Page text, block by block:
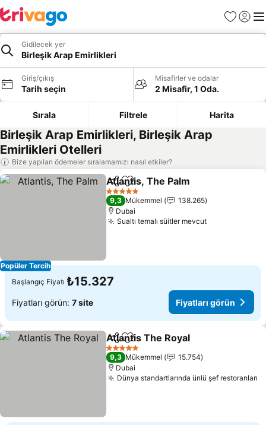
Favoriler
Giriş
Gidilecek yer
Birleşik Arap Emirlikleri
Giriş/çıkış
Tarih seçin
Misafirler ve odalar
2 Misafir, 1 Oda.
Sırala Filtrele Harita
Birleşik Arap Emirlikleri, Birleşik Arap
Emirlikleri Otelleri
Bize yapılan ödemeler sıralamamızı nasıl etkiler?
Popüler Tercih
PaylaşFavorilerime ekle
Atlantis, The Palm
5 Yıldız
9,3 Mükemmel
138.265
Dubai
Sualtı temalı süitler mevcut
Başlangıç Fiyatı ₺15.327
Fiyatları görün: 7 site Fiyatları görün
PaylaşFavorilerime ekle
Atlantis The Royal
5 Yıldız
9,3 Mükemmel
15.754
Dubai
Dünya standartlarında ünlü şef restoranları